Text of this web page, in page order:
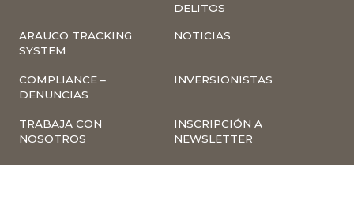
DELITOS
ARAUCO TRACKING
SYSTEM
NOTICIAS
COMPLIANCE –
DENUNCIAS
INVERSIONISTAS
TRABAJA CON
NOSOTROS
INSCRIPCIÓN A
NEWSLETTER
ARAUCO ONLINE PROVEEDORES